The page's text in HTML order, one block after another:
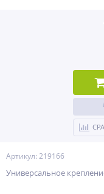
Артикул: 219166
Универсальное